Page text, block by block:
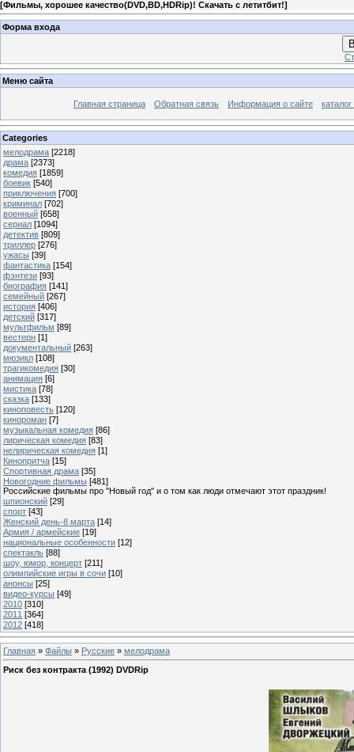
[Фильмы, хорошее качество(DVD,BD,HDRip)! Скачать с летитбит!]
Форма входа
Меню сайта
Главная страница Обратная связь Информация о сайте
Categories
мелодрама [2218]
драма [2373]
комедия [1859]
боевик [540]
приключения [700]
криминал [702]
военный [658]
сериал [1094]
детектив [809]
триллер [276]
ужасы [39]
фантастика [154]
фэнтези [93]
биография [141]
семейный [267]
история [406]
детский [317]
мультфильм [89]
вестерн [1]
документальный [263]
мюзикл [108]
трагикомедия [30]
анимация [6]
мистика [78]
сказка [133]
киноповесть [120]
кинороман [7]
музыкальная комедия [86]
лирическая комедия [83]
нелирическая комедия [1]
Кинопритча [15]
Спортивная драма [35]
Новогодние фильмы [481]
Российские фильмы про "Новый год" и о том как люди отмечают этот праздник!
шпионский [29]
спорт [43]
Женский день-8 марта [14]
Армия / армейские [19]
национальные особенности [12]
спектакль [88]
шоу, юмор, концерт [211]
олимпийские игры в сочи [10]
анонсы [25]
видео-курсы [49]
2010 [310]
2011 [364]
2012 [418]
Главная » Файлы » Русские » мелодрама
Риск без контракта (1992) DVDRip